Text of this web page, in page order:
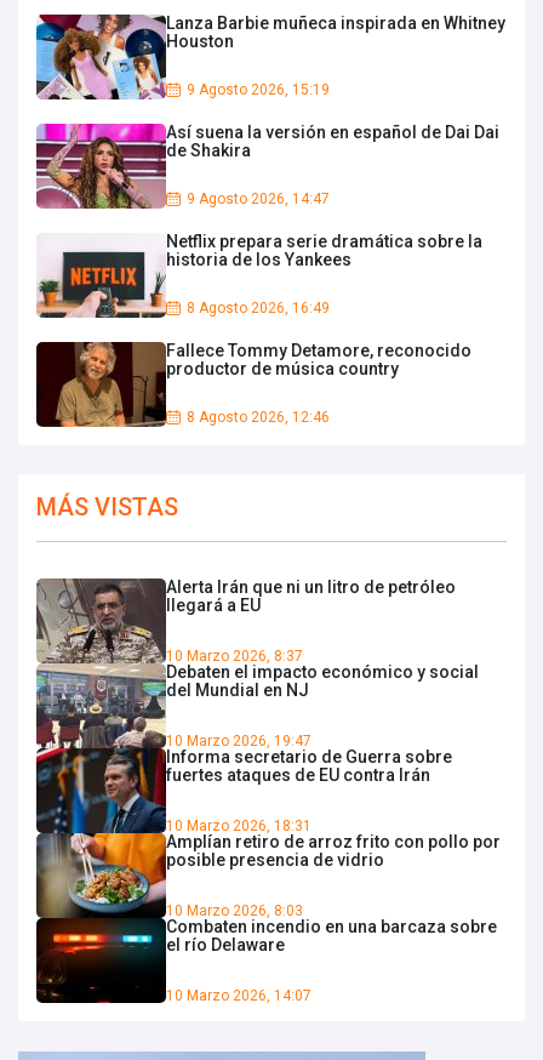
Lanza Barbie muñeca inspirada en Whitney
Houston
9 Agosto 2026, 15:19
Así suena la versión en español de Dai Dai
de Shakira
9 Agosto 2026, 14:47
Netflix prepara serie dramática sobre la
historia de los Yankees
8 Agosto 2026, 16:49
Fallece Tommy Detamore, reconocido
productor de música country
8 Agosto 2026, 12:46
MÁS VISTAS
Alerta Irán que ni un litro de petróleo
llegará a EU
10 Marzo 2026, 8:37
Debaten el impacto económico y social
del Mundial en NJ
10 Marzo 2026, 19:47
Informa secretario de Guerra sobre
fuertes ataques de EU contra Irán
10 Marzo 2026, 18:31
Amplían retiro de arroz frito con pollo por
posible presencia de vidrio
10 Marzo 2026, 8:03
Combaten incendio en una barcaza sobre
el río Delaware
10 Marzo 2026, 14:07